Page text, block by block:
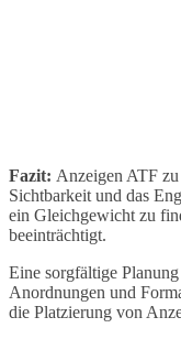
Fazit: Anzeigen ATF
Sichtbarkeit und das
ein Gleichgewicht zu
beeinträchtigt.
Eine sorgfältige
Anordnungen und
die Platzierung von